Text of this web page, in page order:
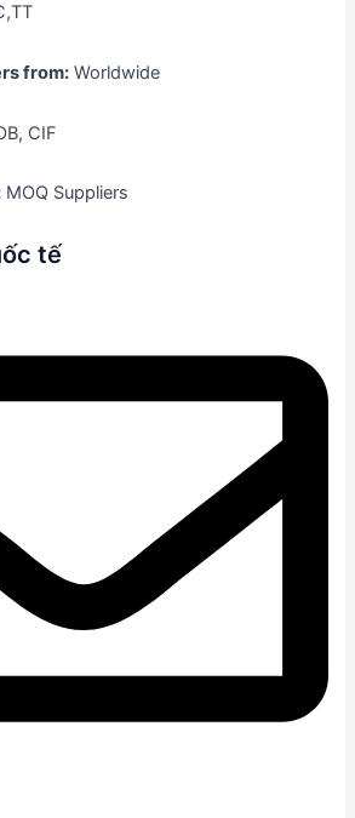
from: Worldwide
CIF
MOQ Suppliers
tế